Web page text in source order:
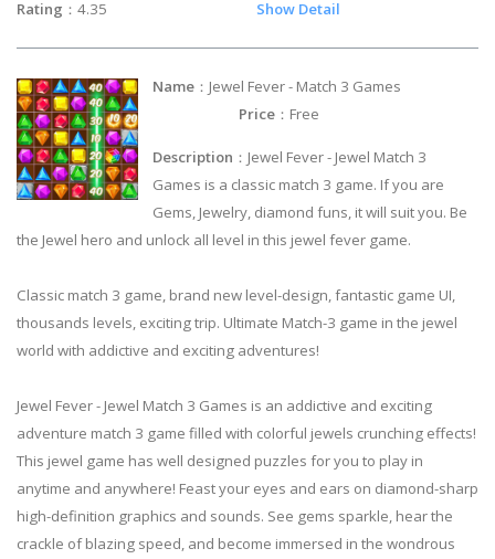
Rating ：4.35 Show Detail
Name ：Jewel Fever - Match 3 Games
Price ：Free
Description ：Jewel Fever - Jewel Match 3
Games is a classic match 3 game. If you are
Gems, Jewelry, diamond funs, it will suit you. Be
the Jewel hero and unlock all level in this jewel fever game.
Classic match 3 game, brand new level-design, fantastic game UI,
thousands levels, exciting trip. Ultimate Match-3 game in the jewel
world with addictive and exciting adventures!
Jewel Fever - Jewel Match 3 Games is an addictive and exciting
adventure match 3 game filled with colorful jewels crunching effects!
This jewel game has well designed puzzles for you to play in
anytime and anywhere! Feast your eyes and ears on diamond-sharp
high-definition graphics and sounds. See gems sparkle, hear the
crackle of blazing speed, and become immersed in the wondrous